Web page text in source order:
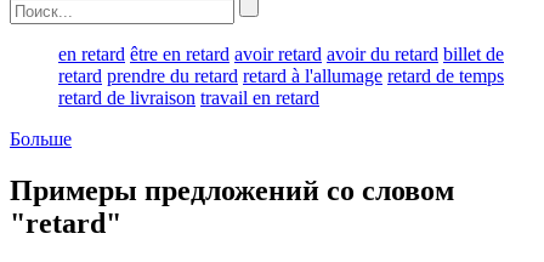
en retard être en retard avoir retard avoir du retard billet de
retard prendre du retard retard à l'allumage retard de temps
retard de livraison travail en retard
Больше
Примеры предложений со словом
"retard"